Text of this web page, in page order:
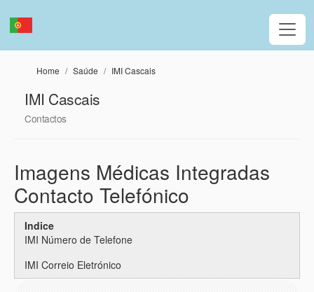
Home Saúde IMI Cascais
IMI Cascais
Contactos
Imagens Médicas Integradas
Contacto Telefónico
Indice
IMI Número de Telefone
IMI Correio Eletrónico